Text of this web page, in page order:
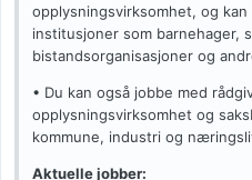
opplysningsvirksomhet, og kan
institusjoner som barnehager,
bistandsorganisasjoner og
• Du kan også jobbe med
opplysningsvirksomhet og
kommune, industri og
Aktuelle jobber: